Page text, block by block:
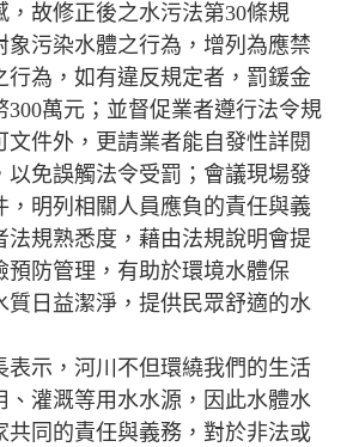
，故修正後之水污法第30條規
象污染水體之行為，增列為應禁
行為，如有違反規定者，罰鍰金
300萬元；並督促業者遵行法令規
文件外，更請業者能自發性詳閱
以免誤觸法令受罰；會議現場發
，明列相關人員應負的責任與義
法規熟悉度，藉由法規說明會提
預防管理，有助於環境水體保
質日益潔淨，提供民眾舒適的水
表示，河川不但環繞我們的生活
、灌溉等用水水源，因此水體水
共同的責任與義務，對於非法或